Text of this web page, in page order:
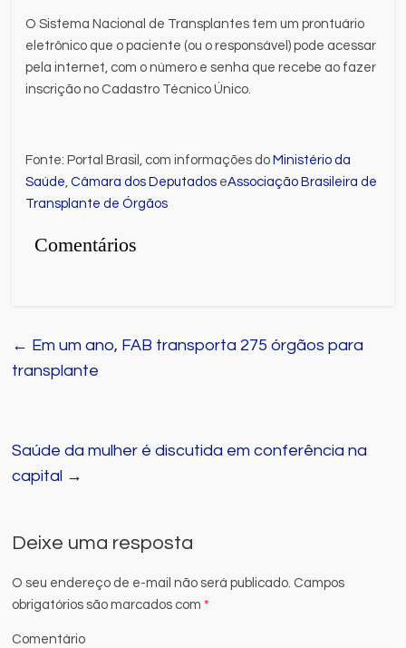
O Sistema Nacional de Transplantes tem um prontuário
eletrônico que o paciente (ou o responsável) pode acessar
pela internet, com o número e senha que recebe ao fazer
inscrição no Cadastro Técnico Único.
Fonte: Portal Brasil, com informações do Ministério da
Saúde,Câmara dos Deputados eAssociação Brasileira de
Transplante de Órgãos
Comentários
← Em um ano, FAB transporta 275 órgãos para
transplante
Saúde da mulher é discutida em conferência na
capital →
Deixe uma resposta
O seu endereço de e-mail não será publicado. Campos
obrigatórios são marcados com*
Comentário